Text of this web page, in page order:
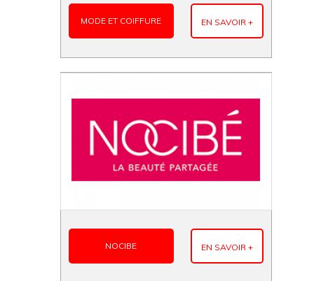
MODE ET COIFFURE EN SAVOIR +
NOCIBE EN SAVOIR +